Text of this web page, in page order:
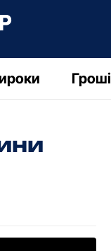
Гроші